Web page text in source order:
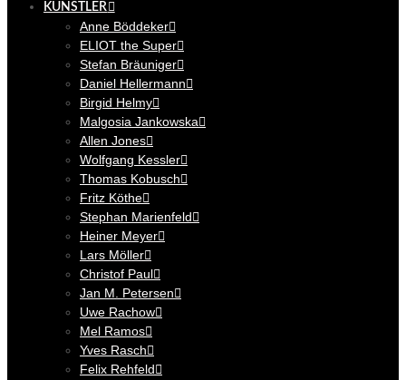
KÜNSTLER
Anne Böddeker
ELIOT the Super
Stefan Bräuniger
Daniel Hellermann
Birgid Helmy
Malgosia Jankowska
Allen Jones
Wolfgang Kessler
Thomas Kobusch
Fritz Köthe
Stephan Marienfeld
Heiner Meyer
Lars Möller
Christof Paul
Jan M. Petersen
Uwe Rachow
Mel Ramos
Yves Rasch
Felix Rehfeld